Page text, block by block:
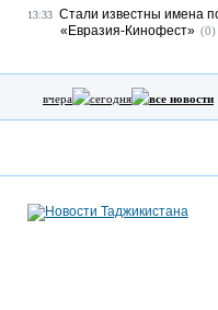
13:33 Стали известны имена
«Евразия-Кинофест» (0)
вчера сегодня все новости